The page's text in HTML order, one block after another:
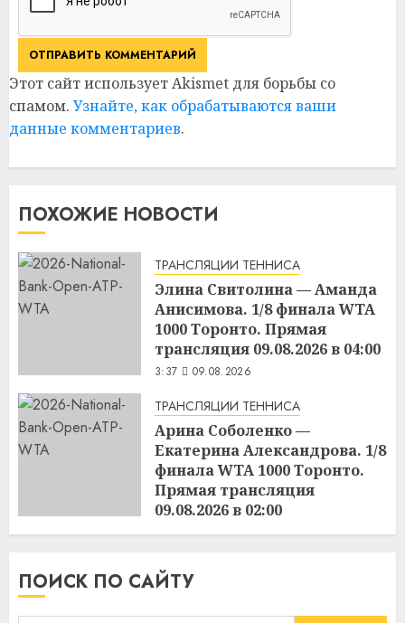
Этот сайт использует Akismet для борьбы со
спамом. Узнайте, как обрабатываются ваши
данные комментариев.
ПОХОЖИЕ НОВОСТИ
ТРАНСЛЯЦИИ ТЕННИСА
Элина Свитолина — Аманда
Анисимова. 1/8 финала WTA
1000 Торонто. Прямая
трансляция 09.08.2026 в 04:00
3:37 09.08.2026
ТРАНСЛЯЦИИ ТЕННИСА
Арина Соболенко —
Екатерина Александрова. 1/8
финала WTA 1000 Торонто.
Прямая трансляция
09.08.2026 в 02:00
3:36 09.08.2026
ПОИСК ПО САЙТУ